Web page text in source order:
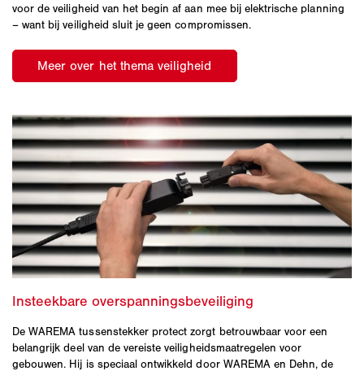
voor de veiligheid van het begin af aan mee bij elektrische planning
– want bij veiligheid sluit je geen compromissen.
De WAREMA tussenstekker protect zorgt betrouwbaar voor een
belangrijk deel van de vereiste veiligheidsmaatregelen voor
gebouwen. Hij is speciaal ontwikkeld door WAREMA en Dehn, de